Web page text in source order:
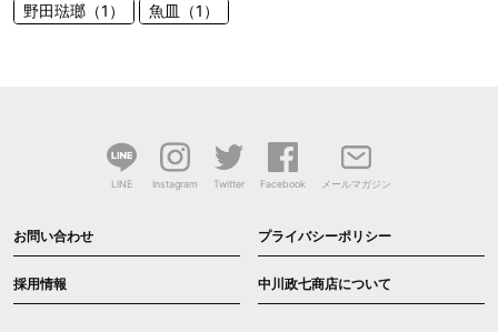
野田琺瑯（1）
魚皿（1）
LINE Instagram Twitter Facebook メールマガジン
お問い合わせ プライバシーポリシー
採用情報 中川政七商店について